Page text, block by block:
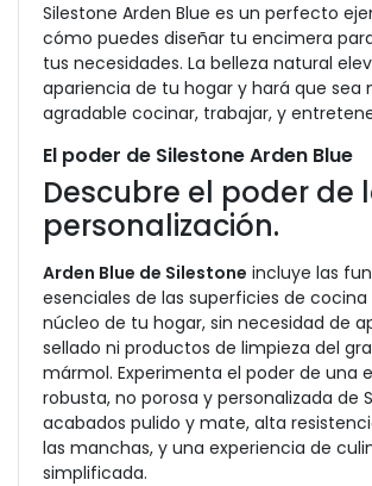
Silestone Arden Blue es un perfecto
cómo puedes diseñar tu encimera
tus necesidades. La belleza natural
apariencia de tu hogar y hará que sea
agradable cocinar, trabajar, y
El poder de Silestone Arden Blue
Descubre el poder de
personalización.
Arden Blue de Silestone incluye las
esenciales de las superficies de cocina
núcleo de tu hogar, sin necesidad de
sellado ni productos de limpieza del
mármol. Experimenta el poder de una
robusta, no porosa y personalizada de
acabados pulido y mate, alta
las manchas, y una experiencia de
simplificada.